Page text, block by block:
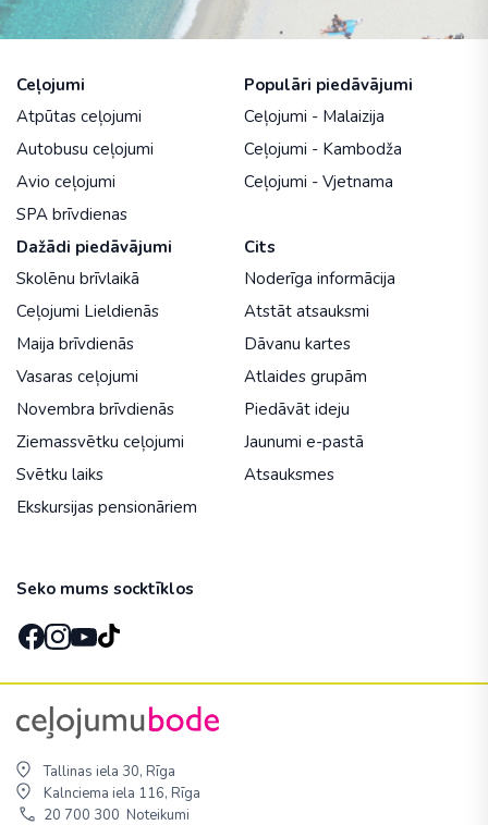
Ceļojumi
Atpūtas ceļojumi
Autobusu ceļojumi
Avio ceļojumi
SPA brīvdienas
Populāri piedāvājumi
Ceļojumi - Malaizija
Ceļojumi - Kambodža
Ceļojumi - Vjetnama
Dažādi piedāvājumi
Skolēnu brīvlaikā
Ceļojumi Lieldienās
Maija brīvdienās
Vasaras ceļojumi
Novembra brīvdienās
Ziemassvētku ceļojumi
Svētku laiks
Ekskursijas pensionāriem
Cits
Noderīga informācija
Atstāt atsauksmi
Dāvanu kartes
Atlaides grupām
Piedāvāt ideju
Jaunumi e-pastā
Atsauksmes
Seko mums socktīklos
Tallinas iela 30, Rīga
Kalnciema iela 116, Rīga
20 700 300 Noteikumi